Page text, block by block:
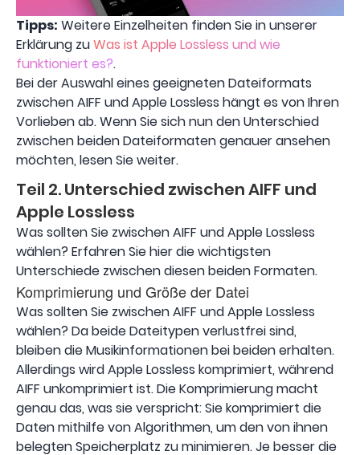
Tipps: Weitere Einzelheiten finden Sie in unserer
Erklärung zuWas ist Apple Lossless und wie
funktioniert es?.
Bei der Auswahl eines geeigneten Dateiformats
zwischen AIFF und Apple Lossless hängt es von Ihren
Vorlieben ab. Wenn Sie sich nun den Unterschied
zwischen beiden Dateiformaten genauer ansehen
möchten, lesen Sie weiter.
Teil 2. Unterschied zwischen AIFF und
Apple Lossless
Was sollten Sie zwischen AIFF und Apple Lossless
wählen? Erfahren Sie hier die wichtigsten
Unterschiede zwischen diesen beiden Formaten.
Komprimierung und Größe der Datei
Was sollten Sie zwischen AIFF und Apple Lossless
wählen? Da beide Dateitypen verlustfrei sind,
bleiben die Musikinformationen bei beiden erhalten.
Allerdings wird Apple Lossless komprimiert, während
AIFF unkomprimiert ist. Die Komprimierung macht
genau das, was sie verspricht: Sie komprimiert die
Daten mithilfe von Algorithmen, um den von ihnen
belegten Speicherplatz zu minimieren. Je besser die